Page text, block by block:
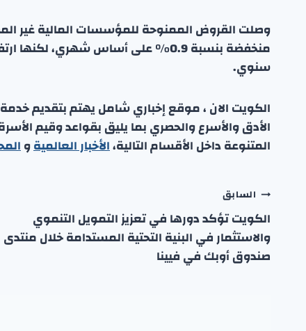
سنوي.
الكويت الان ، موقع إخباري شامل يهتم بتقديم خدمة
الأدق والأسرع والحصري بما يليق بقواعد وقيم
المتنوعة داخل الأقسام التالية،الأخبار العالميةو
تصفّح
المقالات
السابق
الكويت تؤكد دورها في تعزيز التمويل التنموي
والاستثمار في البنية التحتية المستدامة خلال منتدى
صندوق أوبك في فيينا